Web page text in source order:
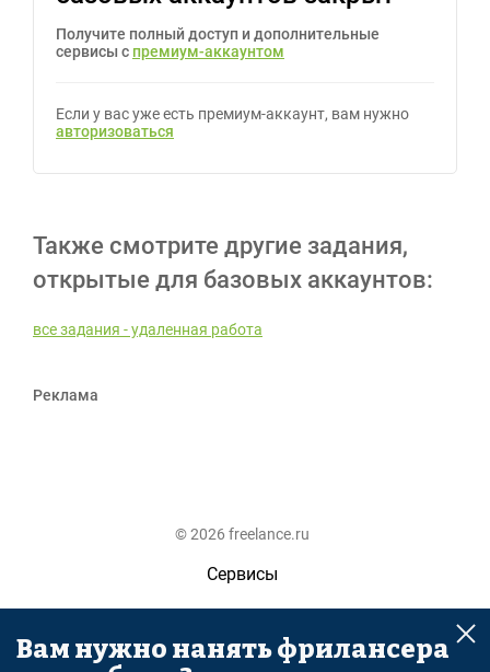
Получите полный доступ и дополнительные
сервисы с премиум-аккаунтом
Если у вас уже есть премиум-аккаунт, вам нужно
авторизоваться
Также смотрите другие задания,
открытые для базовых аккаунтов:
все задания - удаленная работа
Реклама
© 2026 freelance.ru
Сервисы
Помощь
Поиск
Вам нужно нанять фрилансера